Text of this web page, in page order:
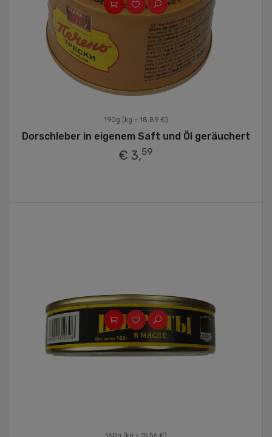
190g (kg = 18.89 €)
Dorschleber in eigenem Saft und Öl geräuchert
€ 3,59
160g (kg = 15.56 €)